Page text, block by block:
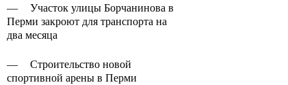
—
Участок улицы Борчанинова в
Перми закроют для транспорта на
два месяца
—
Строительство новой
спортивной арены в Перми